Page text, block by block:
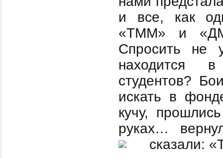
и все, как
«ТММ» и
Спросить не
находится
студентов?
искать в
кучу,
руках…
сказали: